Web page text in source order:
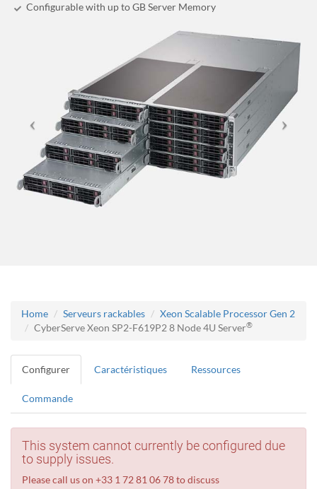
Configurable with up to GB Server Memory
Home Serveurs rackables
Xeon Scalable Processor Gen 2
CyberServe Xeon SP2-F619P2 8 Node 4U Server®
Configurer Caractéristiques Ressources
Commande
This system cannot currently be configured due
to supply issues.
Please call us on +33 1 72 81 06 78 to discuss